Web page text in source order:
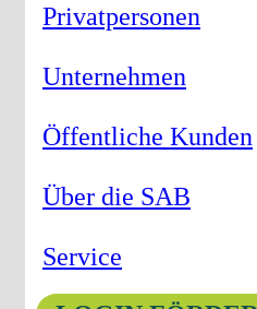
Privatpersonen
Unternehmen
Öffentliche Kunden
Über die SAB
Service